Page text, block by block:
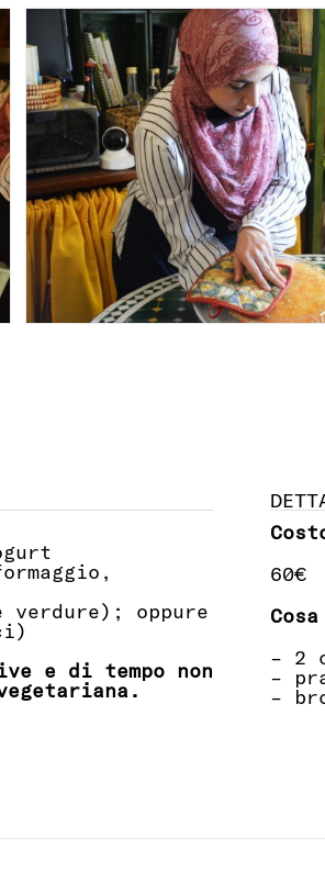
verdure); oppure
e di tempo non
60€
– 2
–
–